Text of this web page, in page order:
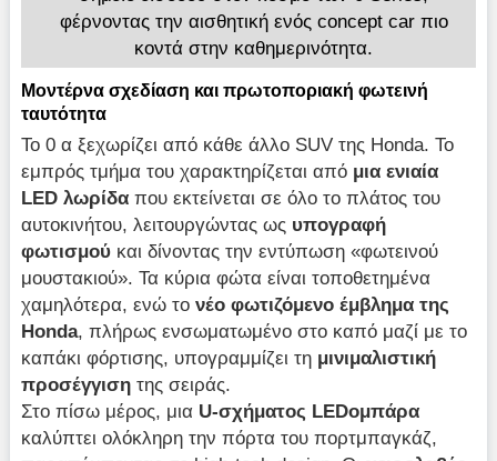
φέρνοντας την αισθητική ενός concept car πιο
κοντά στην καθημερινότητα.
Μοντέρνα σχεδίαση και πρωτοποριακή φωτεινή
ταυτότητα
Το 0 α ξεχωρίζει από κάθε άλλο SUV της Honda. Το
εμπρός τμήμα του χαρακτηρίζεται από μια ενιαία
LED λωρίδα που εκτείνεται σε όλο το πλάτος του
αυτοκινήτου, λειτουργώντας ως υπογραφή
φωτισμού και δίνοντας την εντύπωση «φωτεινού
μουστακιού». Τα κύρια φώτα είναι τοποθετημένα
χαμηλότερα, ενώ τονέο φωτιζόμενο έμβλημα της
Honda, πλήρως ενσωματωμένο στο καπό μαζί με το
καπάκι φόρτισης, υπογραμμίζει τη μινιμαλιστική
προσέγγιση της σειράς.
Στο πίσω μέρος, μια U-σχήματος LEDομπάρα
καλύπτει ολόκληρη την πόρτα του πορτμπαγκάζ,